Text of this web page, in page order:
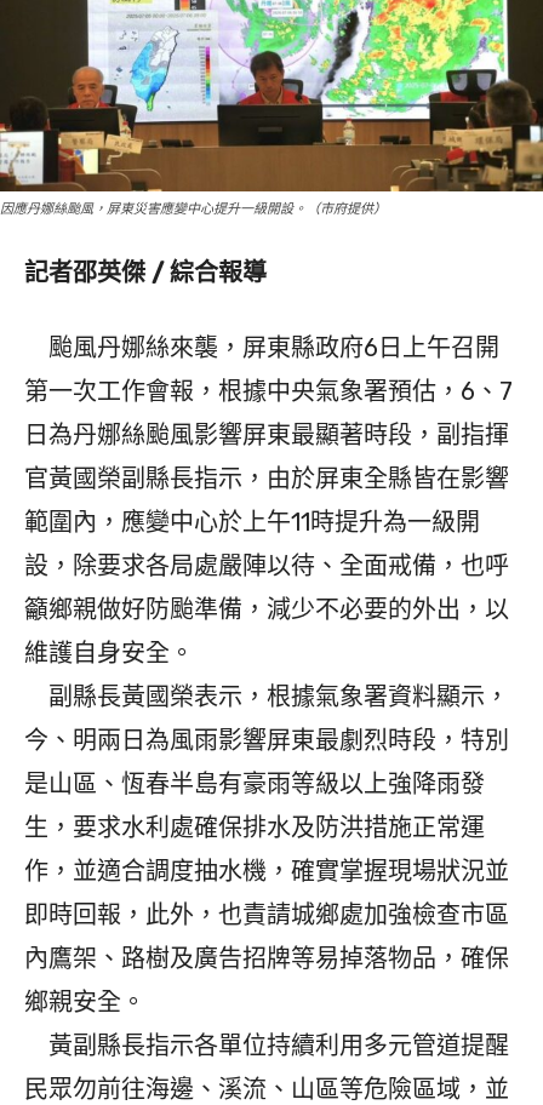
因應丹娜絲颱風，屏東災害應變中心提升一級開設。（市府提供）
記者邵英傑 / 綜合報導
颱風丹娜絲來襲，屏東縣政府6日上午召開
第一次工作會報，根據中央氣象署預估，6、7
日為丹娜絲颱風影響屏東最顯著時段，副指揮
官黃國榮副縣長指示，由於屏東全縣皆在影響
範圍內，應變中心於上午11時提升為一級開
設，除要求各局處嚴陣以待、全面戒備，也呼
籲鄉親做好防颱準備，減少不必要的外出，以
維護自身安全。
副縣長黃國榮表示，根據氣象署資料顯示，
今、明兩日為風雨影響屏東最劇烈時段，特別
是山區、恆春半島有豪雨等級以上強降雨發
生，要求水利處確保排水及防洪措施正常運
作，並適合調度抽水機，確實掌握現場狀況並
即時回報，此外，也責請城鄉處加強檢查市區
內鷹架、路樹及廣告招牌等易掉落物品，確保
鄉親安全。
黃副縣長指示各單位持續利用多元管道提醒
民眾勿前往海邊、溪流、山區等危險區域，並